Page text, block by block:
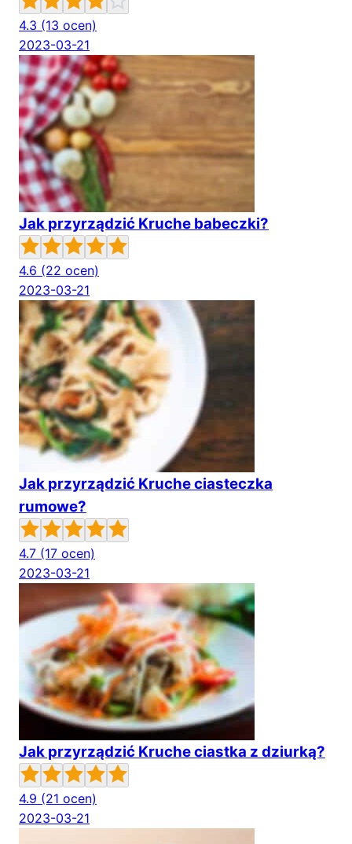
4.3 (13 ocen)
2023-03-21
Jak przyrządzić Kruche babeczki?
4.6 (22 ocen)
2023-03-21
Jak przyrządzić Kruche ciasteczka
rumowe?
4.7 (17 ocen)
2023-03-21
Jak przyrządzić Kruche ciastka z dziurką?
4.9 (21 ocen)
2023-03-21